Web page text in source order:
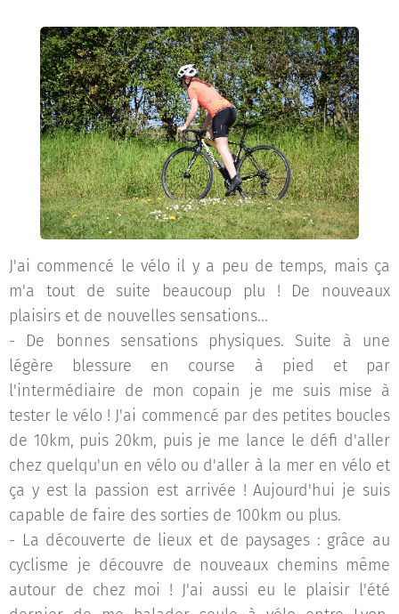
J'ai commencé le vélo il y a peu de temps, mais ça
m'a tout de suite beaucoup plu ! De nouveaux
plaisirs et de nouvelles sensations...
- De bonnes sensations physiques. Suite à une
légère blessure en course à pied et par
l'intermédiaire de mon copain je me suis mise à
tester le vélo ! J'ai commencé par des petites boucles
de 10km, puis 20km, puis je me lance le défi d'aller
chez quelqu'un en vélo ou d'aller à la mer en vélo et
ça y est la passion est arrivée ! Aujourd'hui je suis
capable de faire des sorties de 100km ou plus.
- La découverte de lieux et de paysages : grâce au
cyclisme je découvre de nouveaux chemins même
autour de chez moi ! J'ai aussi eu le plaisir l'été